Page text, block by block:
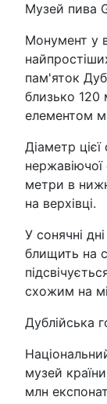
Музей пива
Монумент у
пам'яток
близько 120
елементом
Діаметр
метри в
на верхівці.
У сонячні
блищить на
схожим на
Дублійська
музей
млн